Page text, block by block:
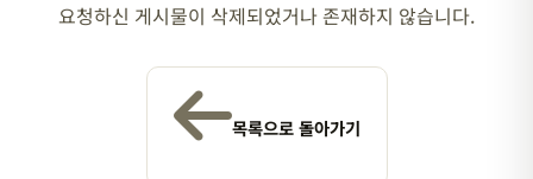
요청하신 게시물이 삭제되었거나 존재하지 않습니다.
목록으로 돌아가기